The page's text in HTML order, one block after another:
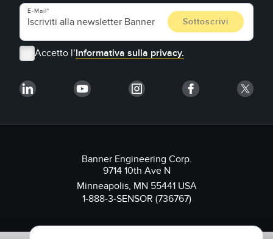
E-Mail
Accetto l’Informativa sulla privacy.
Banner Engineering Corp.
9714 10th Ave N
Minneapolis, MN 55441 USA
1-888-3-SENSOR (736767)